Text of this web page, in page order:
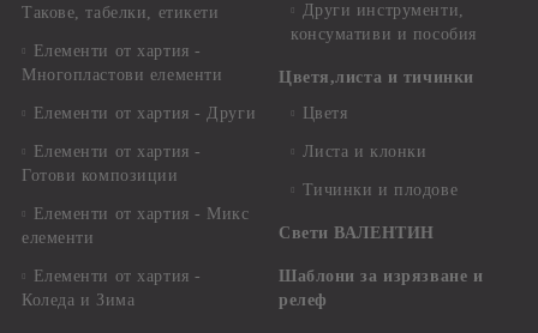
Такове, табелки, етикети
Елементи от хартия -
Многопластови елементи
Елементи от хартия - Други
Елементи от хартия -
Готови композиции
Елементи от хартия - Микс
елементи
Елементи от хартия -
Коледа и Зима
Други инструменти,
консумативи и пособия
Цветя,листа и тичинки
Цветя
Листа и клонки
Тичинки и плодове
Свети ВАЛЕНТИН
Шаблони за изрязване и
релеф